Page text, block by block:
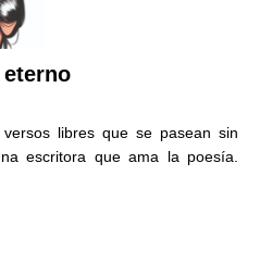
libres que se pasean sin
escritora que ama la poesía.